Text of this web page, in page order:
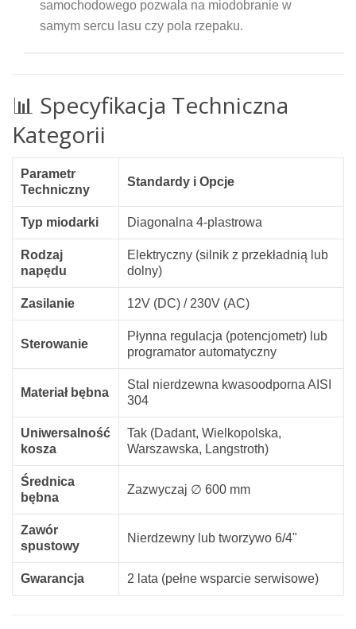
samochodowego pozwala na miodobranie w
samym sercu lasu czy pola rzepaku.
📊 Specyfikacja Techniczna
Kategorii
Parametr
Techniczny
Standardy i Opcje
Typ miodarki Diagonalna 4-plastrowa
Rodzaj
napędu
Elektryczny (silnik z przekładnią lub
dolny)
Zasilanie 12V (DC) / 230V (AC)
Sterowanie
Płynna regulacja (potencjometr) lub
programator automatyczny
Materiał bębna
Stal nierdzewna kwasoodporna AISI
304
Uniwersalność
kosza
Tak (Dadant, Wielkopolska,
Warszawska, Langstroth)
Średnica
bębna
Zazwyczaj ∅ 600 mm
Zawór
spustowy
Nierdzewny lub tworzywo 6/4"
Gwarancja 2 lata (pełne wsparcie serwisowe)